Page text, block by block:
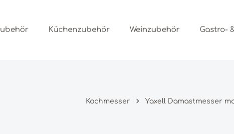
Küchenzubehör Weinzubehör Gastro-
Kochmesser Yaxell Damastmesser